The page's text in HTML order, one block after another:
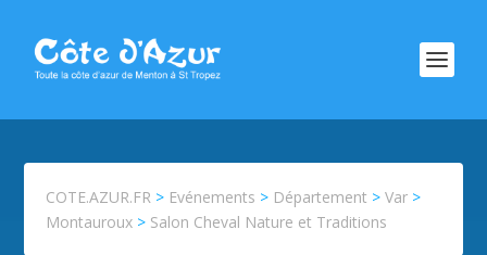
COTE.AZUR.FR > Evénements > Département >Var >
Montauroux > Salon Cheval Nature et Traditions